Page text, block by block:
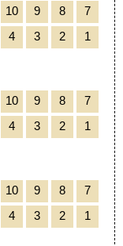
10 9 8
7
4 3 2 1
10 9 8
7
4 3 2 1
10 9 8
7
4 3 2 1